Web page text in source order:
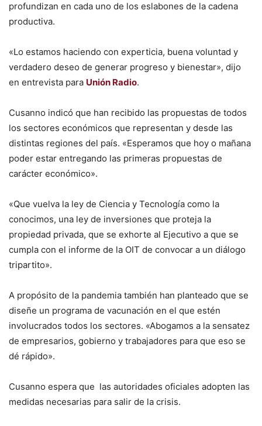
profundizan en cada uno de los eslabones de la cadena
productiva.
«Lo estamos haciendo con experticia, buena voluntad y
verdadero deseo de generar progreso y bienestar», dijo
en entrevista para Unión Radio.
Cusanno indicó que han recibido las propuestas de todos
los sectores económicos que representan y desde las
distintas regiones del país. «Esperamos que hoy o mañana
poder estar entregando las primeras propuestas de
carácter económico».
«Que vuelva la ley de Ciencia y Tecnología como la
conocimos, una ley de inversiones que proteja la
propiedad privada, que se exhorte al Ejecutivo a que se
cumpla con el informe de la OIT de convocar a un diálogo
tripartito».
A propósito de la pandemia también han planteado que se
diseñe un programa de vacunación en el que estén
involucrados todos los sectores. «Abogamos a la sensatez
de empresarios, gobierno y trabajadores para que eso se
dé rápido».
Cusanno espera que las autoridades oficiales adopten las
medidas necesarias para salir de la crisis.